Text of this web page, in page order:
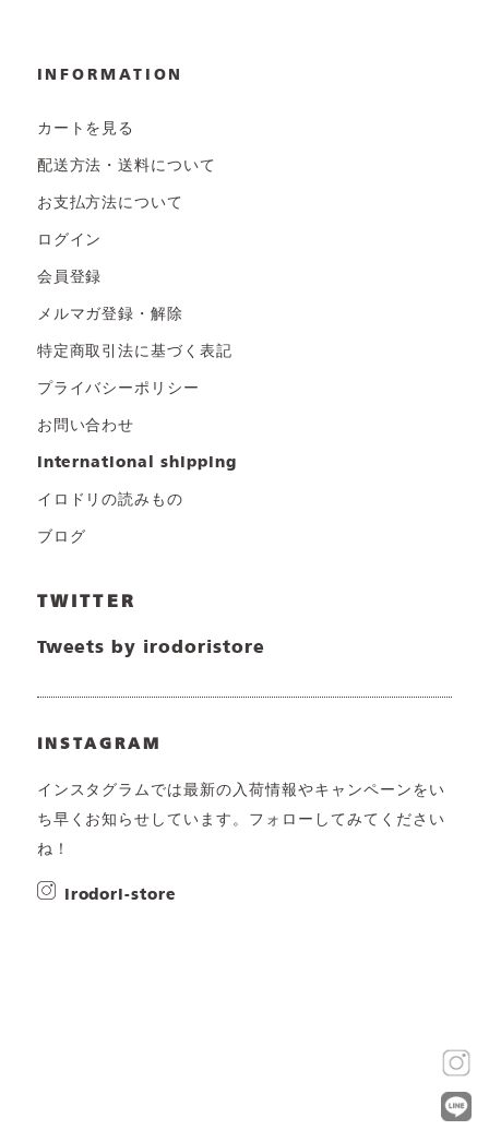
INFORMATION
カートを見る
配送方法・送料について
お支払方法について
ログイン
会員登録
メルマガ登録・解除
特定商取引法に基づく表記
プライバシーポリシー
お問い合わせ
international shipping
イロドリの読みもの
ブログ
TWITTER
Tweets by irodoristore
INSTAGRAM
インスタグラムでは最新の入荷情報やキャンペーンをい
ち早くお知らせしています。フォローしてみてください
ね！
irodori-store